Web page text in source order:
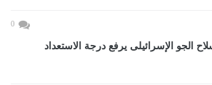
0
الجو الإسرائيلى يرفع درجة الاستعداد